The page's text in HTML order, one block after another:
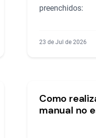
preenchidos:
23 de Jul de 2026
Como
manual no